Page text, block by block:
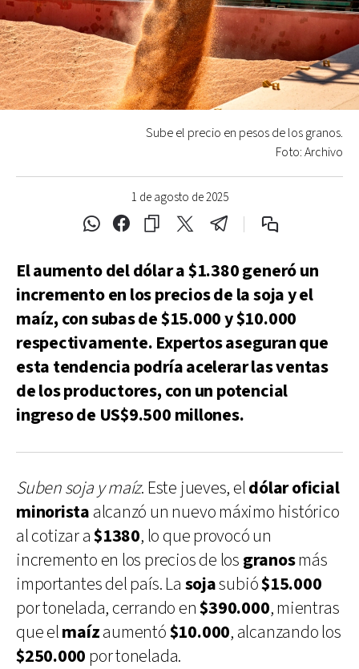
1 de agosto de 2025
Sube el precio en pesos de los granos.
Foto: Archivo
El aumento del dólar a $1.380 generó un
incremento en los precios de la soja y el
maíz, con subas de $15.000 y $10.000
respectivamente. Expertos aseguran que
esta tendencia podría acelerar las ventas
de los productores, con un potencial
ingreso de US$9.500 millones.
Suben soja y maíz. Este jueves, eldólar oficial
minorista alcanzó un nuevo máximo histórico
al cotizar a$1380, lo que provocó un
incremento en los precios de los granosmás
importantes del país. La sojasubió$15.000
por tonelada, cerrando en$390.000, mientras
que elmaízaumentó$10.000, alcanzando los
$250.000 por tonelada.